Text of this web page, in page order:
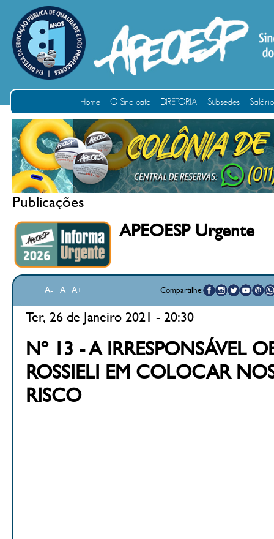
Home O Sindicato DIRETORIA Subsedes
Publicações
APEOESP Urgente
A- A A+ Compartilhe:
Ter, 26 de Janeiro 2021 - 20:30
Nº 13 - A IRRESPONSÁVEL
ROSSIELI EM COLOCAR
RISCO